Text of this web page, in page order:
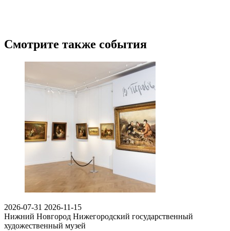
Смотрите также события
2026-07-31 2026-11-15
Нижний Новгород Нижегородский государственный
художественный музей